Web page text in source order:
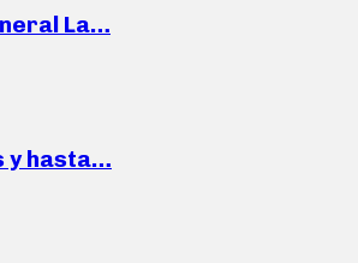
La…
y hasta…